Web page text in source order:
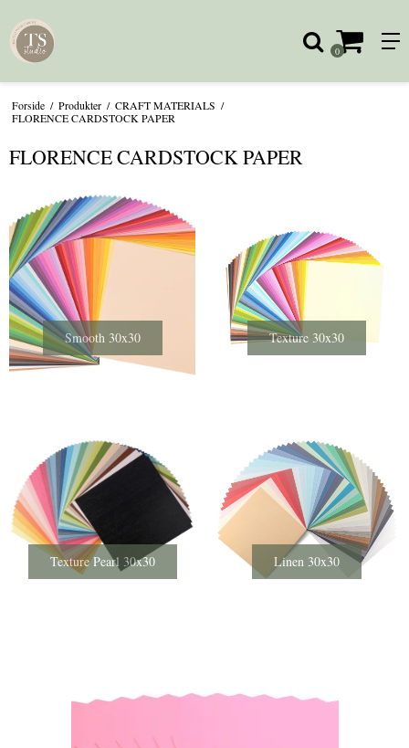
0
Forside / Produkter / CRAFT MATERIALS /
FLORENCE CARDSTOCK PAPER
FLORENCE CARDSTOCK PAPER
Smooth 30x30 Texture 30x30
Texture Pearl 30x30 Linen 30x30